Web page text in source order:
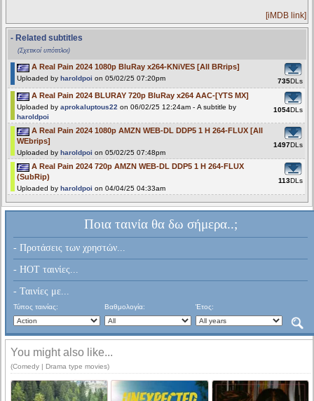
[iMDB link]
- Related subtitles
(Σχετικοί υπότιτλοι)
A Real Pain 2024 1080p BluRay x264-KNiVES [All BRrips]
Uploaded by haroldpoi on 05/02/25 07:20pm 735DLs
A Real Pain 2024 BLURAY 720p BluRay x264 AAC-[YTS MX]
Uploaded by aprokaluptous22 on 06/02/25 12:24am - A subtitle by
haroldpoi
1054DLs
A Real Pain 2024 1080p AMZN WEB-DL DDP5 1 H 264-FLUX [All
WEbrips]
Uploaded by haroldpoi on 05/02/25 07:48pm
1497DLs
A Real Pain 2024 720p AMZN WEB-DL DDP5 1 H 264-FLUX
(SubRip)
Uploaded by haroldpoi on 04/04/25 04:33am
113DLs
Ποια ταινία θα δω σήμερα..;
- Προτάσεις των χρηστών...
- HOT ταινίες...
- Ταινίες με...
Τύπος ταινίας: Βαθμολογία: Έτος:
You might also like...
(Comedy | Drama type movies)